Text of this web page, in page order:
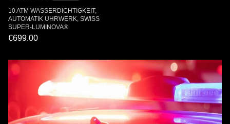
10 ATM WASSERDICHTIGKEIT,
AUTOMATIK UHRWERK, SWISS
SUPER-LUMINOVA®
€699.00